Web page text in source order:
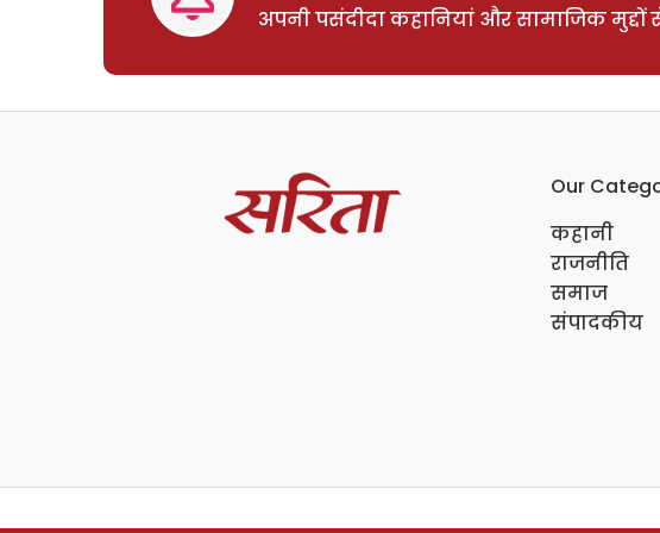
अपनी पसंदीदा कहानियां और सामाजिक
Our
कहानी
राजनीति
समाज
संपादकीय